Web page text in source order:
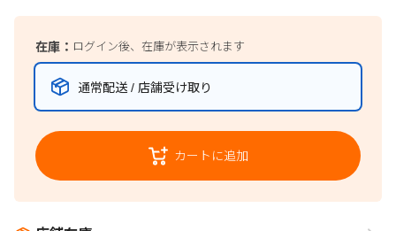
在庫： ログイン後、在庫が表示されます
通常配送 / 店舗受け取り
カートに追加